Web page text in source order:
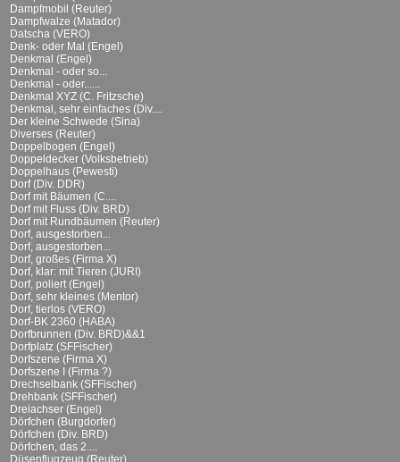
Dampfmobil (Reuter)
Dampfwalze (Matador)
Datscha (VERO)
Denk- oder Mal (Engel)
Denkmal (Engel)
Denkmal - oder so...
Denkmal - oder......
Denkmal XYZ (C. Fritzsche)
Denkmal, sehr einfaches (Div....
Der kleine Schwede (Sina)
Diverses (Reuter)
Doppelbogen (Engel)
Doppeldecker (Volksbetrieb)
Doppelhaus (Pewesti)
Dorf (Div. DDR)
Dorf mit Bäumen (C....
Dorf mit Fluss (Div. BRD)
Dorf mit Rundbäumen (Reuter)
Dorf, ausgestorben...
Dorf, ausgestorben...
Dorf, großes (Firma X)
Dorf, klar: mit Tieren (JURI)
Dorf, poliert (Engel)
Dorf, sehr kleines (Mentor)
Dorf, tierlos (VERO)
Dorf-BK 2360 (HABA)
Dorfbrunnen (Div. BRD)&&1
Dorfplatz (SFFischer)
Dorfszene (Firma X)
Dorfszene I (Firma ?)
Drechselbank (SFFischer)
Drehbank (SFFischer)
Dreiachser (Engel)
Dörfchen (Burgdorfer)
Dörfchen (Div. BRD)
Dörfchen, das 2....
Düsenflugzeug (Reuter)